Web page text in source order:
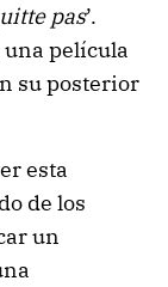
pas’.
una película
su posterior
esta
de los
un